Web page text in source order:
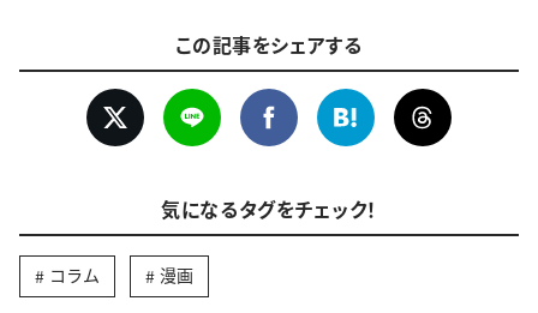
この記事をシェアする
気になるタグをチェック！
コラム 漫画